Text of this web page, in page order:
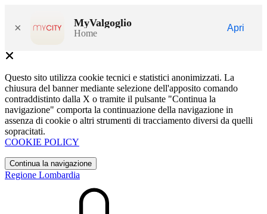
× MyValgoglio
Home
Apri
Questo sito utilizza cookie tecnici e statistici anonimizzati. La
chiusura del banner mediante selezione dell'apposito comando
contraddistinto dalla X o tramite il pulsante "Continua la
navigazione" comporta la continuazione della navigazione in
assenza di cookie o altri strumenti di tracciamento diversi da quelli
sopracitati.
COOKIE POLICY
Continua la navigazione
Regione Lombardia